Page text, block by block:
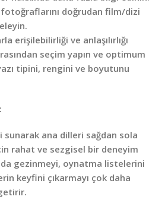
doğrudan film/dizi
erişilebilirliği ve anlaşılırlığı
seçim yapın ve optimum
tipini, rengini ve boyutunu
sunarak ana dilleri sağdan sola
rahat ve sezgisel bir deneyim
gezinmeyi, oynatma listelerini
keyfini çıkarmayı çok daha